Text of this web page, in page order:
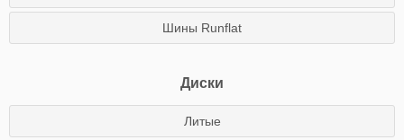
Шины Runflat
Диски
Литые